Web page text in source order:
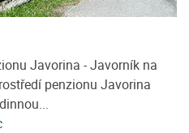
Javorina - Javorník na
penzionu Javorina